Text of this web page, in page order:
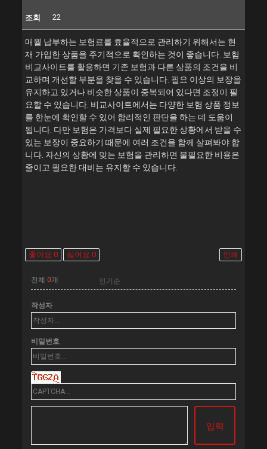
조회 22
매월 납부하는 보험료를 효율적으로 관리하기 위해서는 현
재 가입한 상품을 주기적으로 확인하는 것이 좋습니다. 보험
비교사이트를 활용하면 기존 보험과 다른 상품의 조건을 비
교하며 개선할 부분을 찾을 수 있습니다. 필요 이상의 보장을
유지하고 있거나 비슷한 상품이 중복되어 있다면 조정이 필
요할 수 있습니다. 비교사이트에서는 다양한 보험 상품 정보
를 한눈에 확인할 수 있어 합리적인 판단을 하는 데 도움이
됩니다. 다만 보험은 가격보다 실제 필요한 상황에서 받을 수
있는 보장이 중요하기 때문에 여러 조건을 함께 살펴봐야 합
니다. 자신의 상황에 맞는 보험을 관리하면 불필요한 비용은
줄이고 필요한 대비는 유지할 수 있습니다.
좋아요0 싫어요0 인쇄
전체0개
작성자
비밀번호